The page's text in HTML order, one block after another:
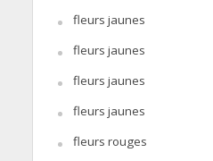
fleurs jaunes
fleurs jaunes
fleurs jaunes
fleurs jaunes
fleurs rouges